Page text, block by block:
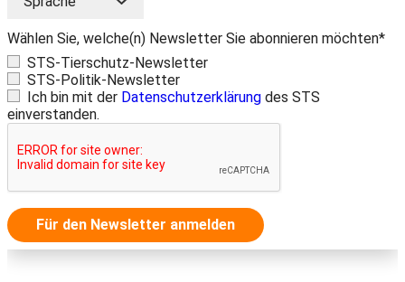
Wählen Sie, welche(n) Newsletter Sie abonnieren möchten*
STS-Tierschutz-Newsletter
STS-Politik-Newsletter
Ich bin mit der Datenschutzerklärung des STS
einverstanden.
Für den Newsletter anmelden